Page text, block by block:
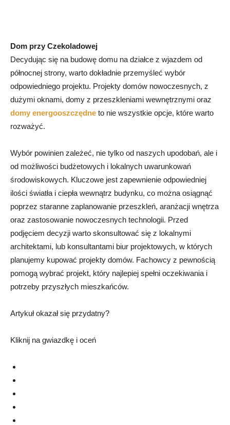
Dom przy Czekoladowej
Decydując się na budowę domu na działce z wjazdem od
północnej strony, warto dokładnie przemyśleć wybór
odpowiedniego projektu. Projekty domów nowoczesnych, z
dużymi oknami, domy z przeszkleniami wewnętrznymi oraz
domy energooszczędne to nie wszystkie opcje, które warto
rozważyć.
Wybór powinien zależeć, nie tylko od naszych upodobań, ale i
od możliwości budżetowych i lokalnych uwarunkowań
środowiskowych. Kluczowe jest zapewnienie odpowiedniej
ilości światła i ciepła wewnątrz budynku, co można osiągnąć
poprzez staranne zaplanowanie przeszkleń, aranżacji wnętrza
oraz zastosowanie nowoczesnych technologii. Przed
podjęciem decyzji warto skonsultować się z lokalnymi
architektami, lub konsultantami biur projektowych, w których
planujemy kupować projekty domów. Fachowcy z pewnością
pomogą wybrać projekt, który najlepiej spełni oczekiwania i
potrzeby przyszłych mieszkańców.
Artykuł okazał się przydatny?
Kliknij na gwiazdkę i oceń